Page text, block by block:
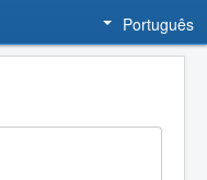
Português